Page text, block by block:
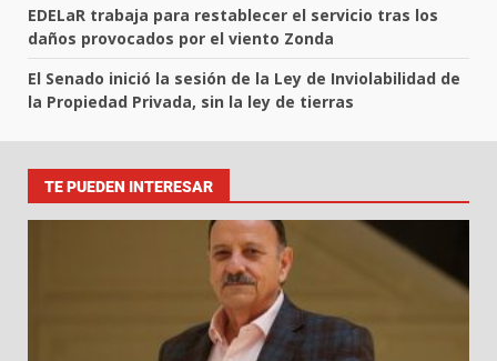
EDELaR trabaja para restablecer el servicio tras los
daños provocados por el viento Zonda
El Senado inició la sesión de la Ley de Inviolabilidad de
la Propiedad Privada, sin la ley de tierras
TE PUEDEN INTERESAR